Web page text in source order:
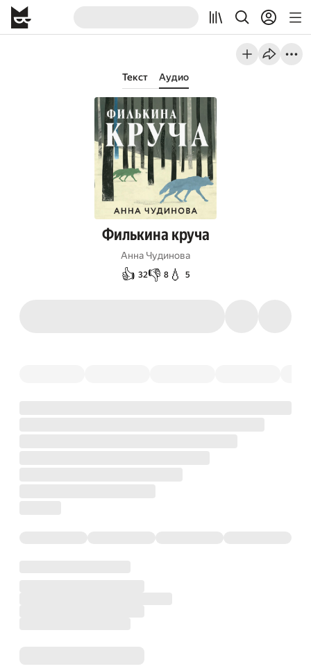
Текст Аудио
Филькина круча
Анна Чудинова
👍 32👎 8💧 5